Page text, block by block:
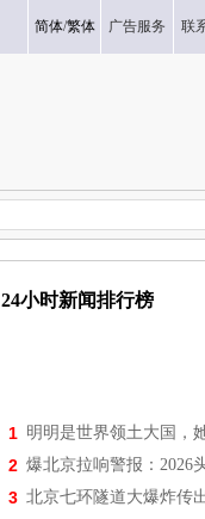
简体/繁体 广告服务 联
24小时新闻排行榜
1 明明是世界领土大国，
2 爆北京拉响警报：2026
3 北京七环隧道大爆炸传